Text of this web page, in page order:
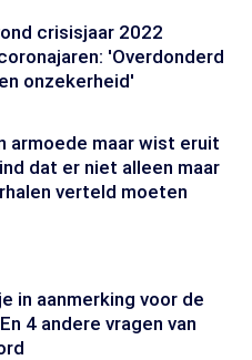
crisisjaar 2022
'Overdonderd
onzekerheid'
armoede maar wist eruit
dat er niet alleen maar
verteld moeten
in aanmerking voor de
4 andere vragen van